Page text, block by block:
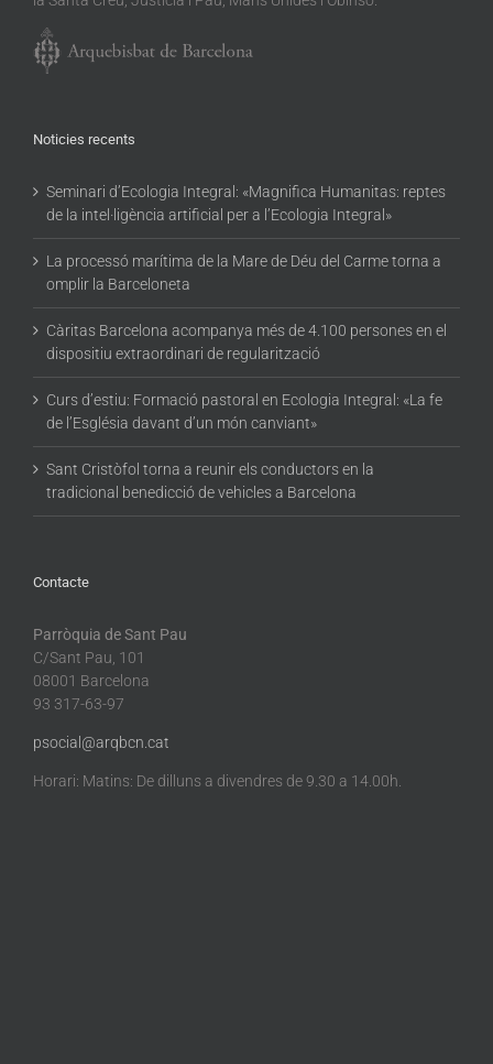
Noticies recents
Seminari d’Ecologia Integral: «Magnifica Humanitas: reptes
de la intel·ligència artificial per a l’Ecologia Integral»
La processó marítima de la Mare de Déu del Carme torna a
omplir la Barceloneta
Càritas Barcelona acompanya més de 4.100 persones en el
dispositiu extraordinari de regularització
Curs d’estiu: Formació pastoral en Ecologia Integral: «La fe
de l’Església davant d’un món canviant»
Sant Cristòfol torna a reunir els conductors en la
tradicional benedicció de vehicles a Barcelona
Contacte
Parròquia de Sant Pau
C/Sant Pau, 101
08001 Barcelona
93 317-63-97
psocial@arqbcn.cat
Horari: Matins: De dilluns a divendres de 9.30 a 14.00h.